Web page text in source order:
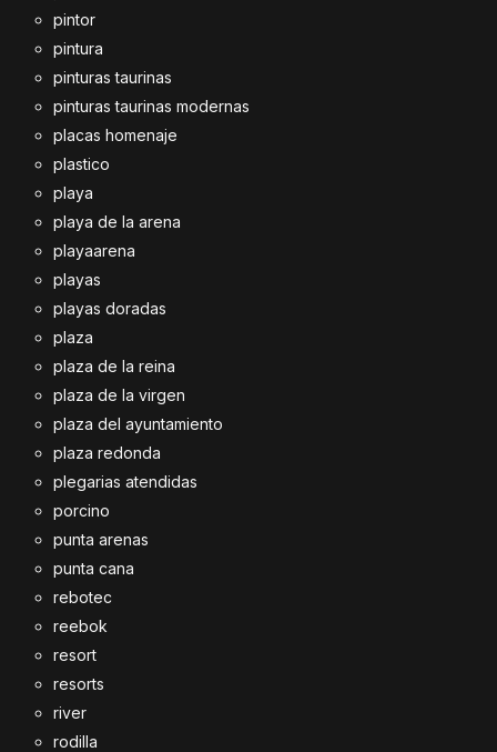
pintor
pintura
pinturas taurinas
pinturas taurinas modernas
placas homenaje
plastico
playa
playa de la arena
playaarena
playas
playas doradas
plaza
plaza de la reina
plaza de la virgen
plaza del ayuntamiento
plaza redonda
plegarias atendidas
porcino
punta arenas
punta cana
rebotec
reebok
resort
resorts
river
rodilla